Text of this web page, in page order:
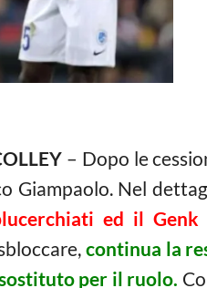
– Dopo le
Giampaolo. Nel
ed il Genk
continua la
per il ruolo.